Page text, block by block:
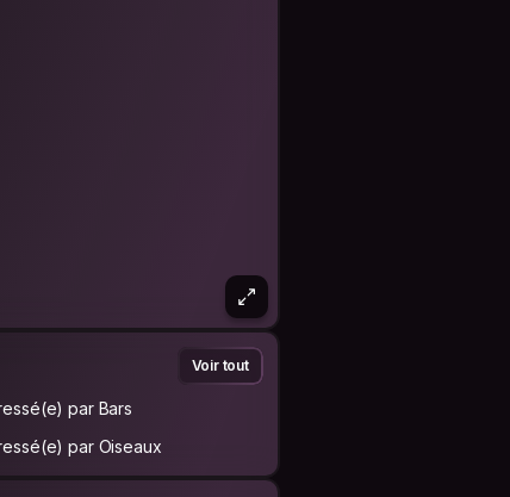
Voir tout
par Bars
par Oiseaux